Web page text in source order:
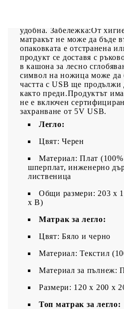
удобна. Забележка:От
матракът не може да бъде
опаковката е отстранена
продукт се доставя с
в кашона за лесно
символ на ножица може да
частта с USB ще
както преди.Продуктът
не е включен
захранване от 5V USB.
Легло:
Цвят: Черен
Материал: Плат (100%
шперплат, инженерно
лиственица
Общи размери: 203 x
x В)
Матрак за легло:
Цвят: Бяло и черно
Материал: Текстил
Материал за пълнеж:
Размери: 120 x 200 x
Топ матрак за легло: